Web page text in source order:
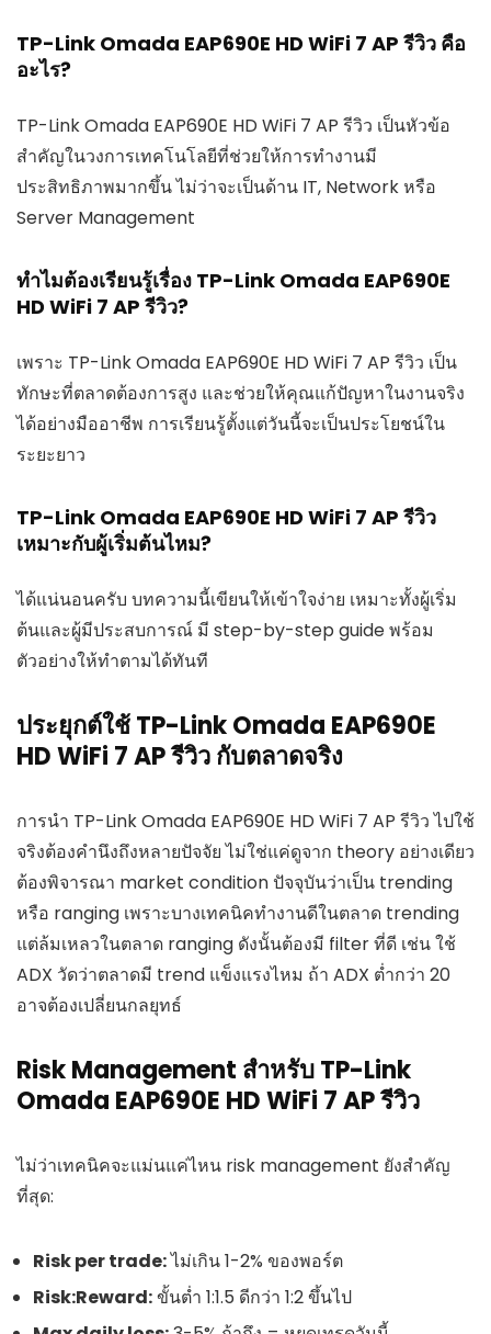
TP-Link Omada EAP690E HD WiFi 7 AP รีวิว คือ
อะไร?
TP-Link Omada EAP690E HD WiFi 7 AP รีวิว เป็นหัวข้อ
สำคัญในวงการเทคโนโลยีที่ช่วยให้การทำงานมี
ประสิทธิภาพมากขึ้น ไม่ว่าจะเป็นด้าน IT, Network หรือ
Server Management
ทำไมต้องเรียนรู้เรื่อง TP-Link Omada EAP690E
HD WiFi 7 AP รีวิว?
เพราะ TP-Link Omada EAP690E HD WiFi 7 AP รีวิว เป็น
ทักษะที่ตลาดต้องการสูง และช่วยให้คุณแก้ปัญหาในงานจริง
ได้อย่างมืออาชีพ การเรียนรู้ตั้งแต่วันนี้จะเป็นประโยชน์ใน
ระยะยาว
TP-Link Omada EAP690E HD WiFi 7 AP รีวิว
เหมาะกับผู้เริ่มต้นไหม?
ได้แน่นอนครับ บทความนี้เขียนให้เข้าใจง่าย เหมาะทั้งผู้เริ่ม
ต้นและผู้มีประสบการณ์ มี step-by-step guide พร้อม
ตัวอย่างให้ทำตามได้ทันที
ประยุกต์ใช้ TP-Link Omada EAP690E
HD WiFi 7 AP รีวิว กับตลาดจริง
การนำ TP-Link Omada EAP690E HD WiFi 7 AP รีวิว ไปใช้
จริงต้องคำนึงถึงหลายปัจจัย ไม่ใช่แค่ดูจาก theory อย่างเดียว
ต้องพิจารณา market condition ปัจจุบันว่าเป็น trending
หรือ ranging เพราะบางเทคนิคทำงานดีในตลาด trending
แต่ล้มเหลวในตลาด ranging ดังนั้นต้องมี filter ที่ดี เช่น ใช้
ADX วัดว่าตลาดมี trend แข็งแรงไหม ถ้า ADX ต่ำกว่า 20
อาจต้องเปลี่ยนกลยุทธ์
Risk Management สำหรับ TP-Link
Omada EAP690E HD WiFi 7 AP รีวิว
ไม่ว่าเทคนิคจะแม่นแค่ไหน risk management ยังสำคัญ
ที่สุด:
Risk per trade:ไม่เกิน 1-2% ของพอร์ต
Risk:Reward:ขั้นต่ำ 1:1.5 ดีกว่า 1:2 ขึ้นไป